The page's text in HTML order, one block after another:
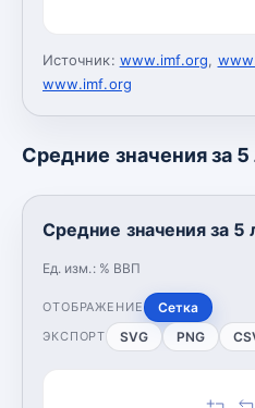
Источник: www.imf.org,
www.imf.org
Средние значения за
Средние значения за 5
Ед. изм.: % ВВП
ОТОБРАЖЕНИЕ Сетка
ЭКСПОРТ SVG PNG